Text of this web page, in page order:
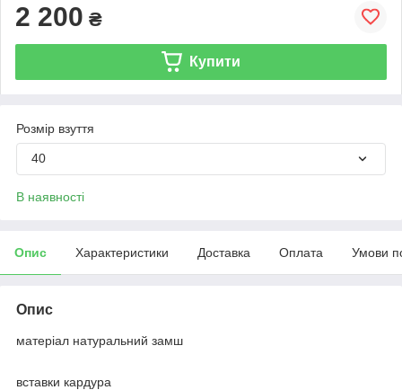
2 200 ₴
Купити
Розмір взуття
40
В наявності
Опис Характеристики Доставка Оплата Умови
Опис
матеріал натуральний замш
вставки кардура